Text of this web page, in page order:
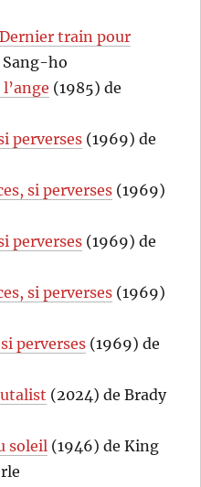
Dernier train pour
Sang-ho
(1985) de
perverses (1969) de
si perverses (1969)
perverses (1969) de
si perverses (1969)
perverses (1969) de
(2024) de Brady
soleil (1946) de King